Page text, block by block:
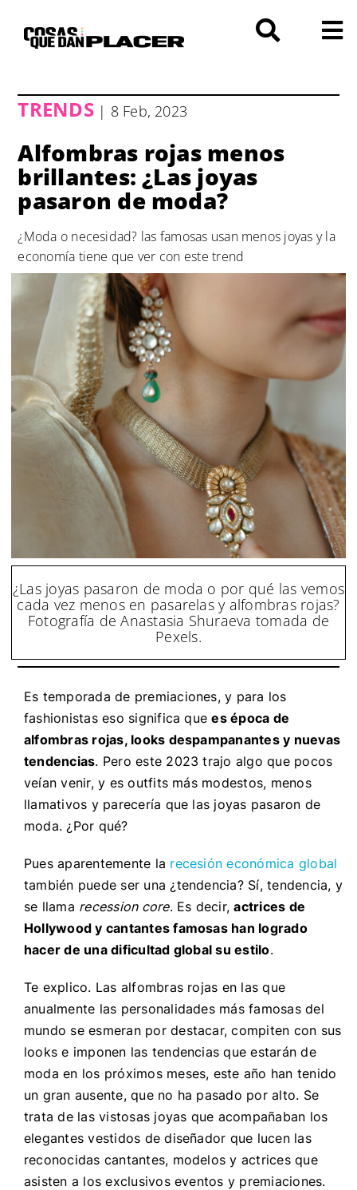
contenido
TRENDS| 8 Feb, 2023
Alfombras rojas menos
brillantes: ¿Las joyas
pasaron de moda?
¿Moda o necesidad? las famosas usan menos joyas y la
economía tiene que ver con este trend
¿Las joyas pasaron de moda o por qué las vemos
cada vez menos en pasarelas y alfombras rojas?
Fotografía de Anastasia Shuraeva tomada de
Pexels.
Es temporada de premiaciones, y para los
fashionistas eso significa quees época de
alfombras rojas, looks despampanantes y nuevas
tendencias. Pero este 2023 trajo algo que pocos
veían venir, y es outfits más modestos, menos
llamativos y parecería que las joyas pasaron de
moda. ¿Por qué?
Pues aparentemente la recesión económica global
también puede ser una ¿tendencia? Sí, tendencia, y
se llama recession core. Es decir,actrices de
Hollywood y cantantes famosas han logrado
hacer de una dificultad global su estilo.
Te explico. Las alfombras rojas en las que
anualmente las personalidades más famosas del
mundo se esmeran por destacar, compiten con sus
looks e imponen las tendencias que estarán de
moda en los próximos meses, este año han tenido
un gran ausente, que no ha pasado por alto. Se
trata de las vistosas joyas que acompañaban los
elegantes vestidos de diseñador que lucen las
reconocidas cantantes, modelos y actrices que
asisten a los exclusivos eventos y premiaciones.